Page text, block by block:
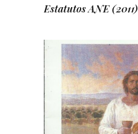
Estatutos ANE (2011)